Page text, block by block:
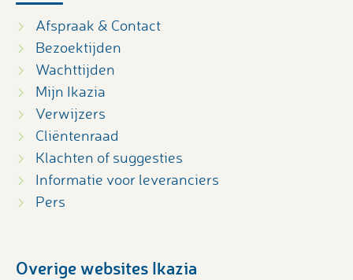
Afspraak & Contact
Bezoektijden
Wachttijden
Mijn Ikazia
Verwijzers
Cliëntenraad
Klachten of suggesties
Informatie voor leveranciers
Pers
Overige websites Ikazia